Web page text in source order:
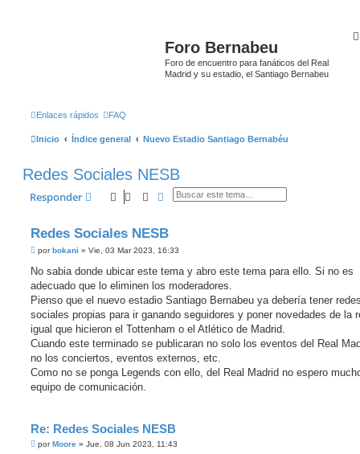
Foro Bernabeu
Foro de encuentro para fanáticos del Real
Madrid y su estadio, el Santiago Bernabeu
Enlaces rápidos FAQ
Inicio Índice general Nuevo Estadio Santiago Bernabéu
Redes Sociales NESB
Responder BuscarBúsqueda avanzada
Redes Sociales NESB
M
n
a
j
porbokani » Vie, 03 Mar 2023, 16:33
No sabia donde ubicar este tema y abro este tema para ello. Si no es
adecuado que lo eliminen los moderadores.
Pienso que el nuevo estadio Santiago Bernabeu ya debería tener
sociales propias para ir ganando seguidores y poner novedades de la
igual que hicieron el Tottenham o el Atlético de Madrid.
Cuando este terminado se publicaran no solo los eventos del Real
no los conciertos, eventos externos, etc.
Como no se ponga Legends con ello, del Real Madrid no espero
equipo de comunicación.
Re: Redes Sociales NESB
MporMoore » Jue, 08 Jun 2023, 11:43